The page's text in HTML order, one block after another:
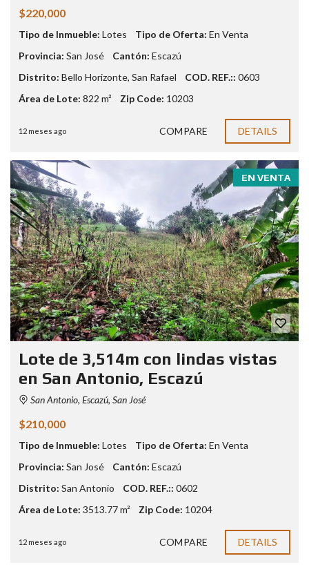
$220,000
Tipo de Inmueble: Lotes Tipo de Oferta: En Venta
Provincia: San José Cantón: Escazú
Distrito: Bello Horizonte, San Rafael COD. REF.:: 0603
Área de Lote: 822 m² Zip Code: 10203
12 meses ago COMPARE DETAILS
EN VENTA
Lote de 3,514m con lindas vistas
en San Antonio, Escazú
San Antonio, Escazú, San José
$210,000
Tipo de Inmueble: Lotes Tipo de Oferta: En Venta
Provincia: San José Cantón: Escazú
Distrito: San Antonio COD. REF.:: 0602
Área de Lote: 3513.77 m² Zip Code: 10204
12 meses ago COMPARE DETAILS